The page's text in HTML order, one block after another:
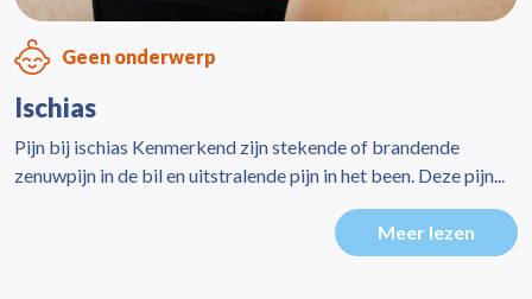
Geen onderwerp
Ischias
Pijn bij ischias Kenmerkend zijn stekende of brandende
zenuwpijn in de bil en uitstralende pijn in het been. Deze pijn...
Meer lezen